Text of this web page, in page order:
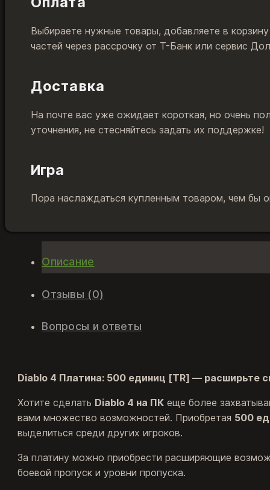
Выбираете нужные товары, добавляете в
частей через рассрочку от Т-Банк или сервис
Доставка
На почте вас уже ожидает короткая, но очень
уточнения, не стесняйтесь задать их поддержке!
Игра
Пора наслаждаться купленным товаром, чем бы
Описание
Отзывы (0)
Вопросы и ответы
Diablo 4 Платина: 500 единиц [TR] — расширьте
Хотите сделать Diablo 4 на ПК еще более
вами множество возможностей. Приобретая 500
выделиться среди других игроков.
За платину можно приобрести расширяющие
боевой пропуск и уровни пропуска.